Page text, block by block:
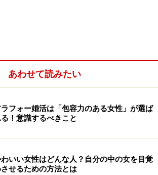
いる、年収1000万円の独身男
？
に登録して婚活する男性は、アラフォ
なるまで独身で、コツコツ出世コース
咲きのマジメ系エリート男子で、女性
あわせて読みたい
フォー婚活は「包容力のある女性」が選ば
！意識するべきこと
いい女性はどんな人？自分の中の女を目覚
せるための方法とは